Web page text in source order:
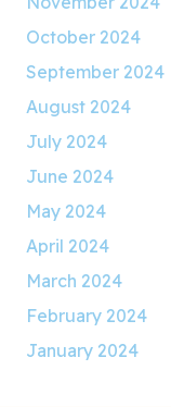
October 2024
September 2024
August 2024
July 2024
June 2024
May 2024
April 2024
March 2024
February 2024
January 2024